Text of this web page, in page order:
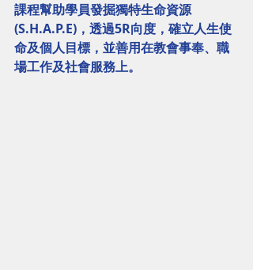
課程幫助學員發掘獨特生命資源
(S.H.A.P.E)，透過5R向度，確立人生使
命及個人目標，並善用在教會事奉、職
場工作及社會服務上。